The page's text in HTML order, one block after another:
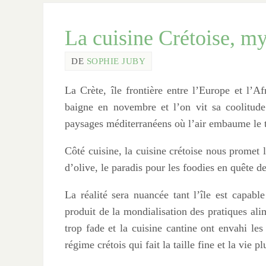
La cuisine Crétoise,
DE SOPHIE JUBY
La Crète, île frontière entre l’Europe et
baigne en novembre et l’on vit sa
paysages méditerranéens où l’air embaume
Côté cuisine, la cuisine crétoise nous
d’olive, le paradis pour les foodies en quête
La réalité sera nuancée tant l’île est
produit de la mondialisation des pratiques
trop fade et la cuisine cantine ont envahi
régime crétois qui fait la taille fine et la vie